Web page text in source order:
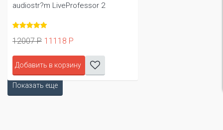
audiostr?m LiveProfessor 2
12007 Р 11118 Р
Добавить в корзину
Показать еще